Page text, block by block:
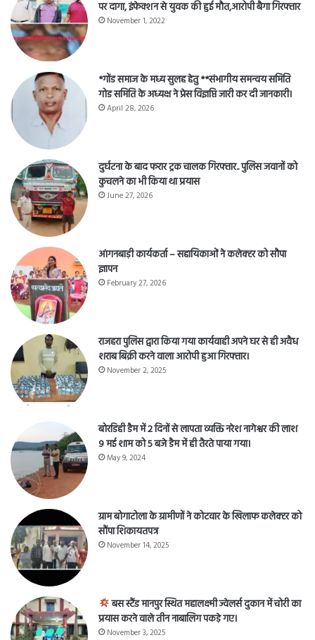
पर दागा, इंफेक्शन से युवक की हुई मौत,आरोपी बैगा गिरफ्तार
November 1, 2022
*गोंड समाज के मध्य सुलह हेतु **संभागीय समन्वय समिति
गोड समिति के अध्यक्ष ने प्रेस विज्ञप्ति जारी कर दी जानकारी।
April 28, 2026
दुर्घटना के बाद फरार ट्रक चालक गिरफ्तार.. पुलिस जवानों को
कुचलने का भी किया था प्रयास
June 27, 2026
आंगनबाड़ी कार्यकर्ता – सहायिकाओं नेे कलेक्टर को सौपा
ज्ञापन
February 27, 2026
राजहरा पुलिस द्वारा किया गया कार्यवाही अपने घर से ही अवैध
शराब बिक्री करने वाला आरोपी हुआ गिरफ्तार।
November 2, 2025
बोरडिही डैम में 2 दिनों से लापता व्यक्ति नरेश नागेश्वर की लाश
9 मई शाम को 5 बजे डैम में ही तैरते पाया गया।
May 9, 2024
ग्राम बोगाटोला के ग्रामीणों ने कोटवार के खिलाफ कलेक्टर को
सौंपा शिकायतपत्र
November 14, 2025
बस स्टैंड मानपुर स्थित महालक्ष्मी ज्वेलर्स दुकान में चोरी का
प्रयास करने वाले तीन नाबालिग पकड़े गए।
November 3, 2025